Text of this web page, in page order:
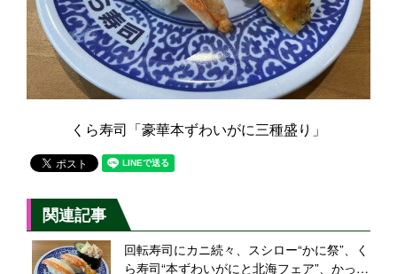
くら寿司「豪華本ずわいがに三種盛り」
関連記事
回転寿司にカニ続々、スシロー“かに祭”、く
ら寿司“本ずわいがにと北海フェア”、かっぱ